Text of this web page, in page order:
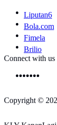
Liputan6
Bola.com
Fimela
Brilio
Connect with us
Copyright ©